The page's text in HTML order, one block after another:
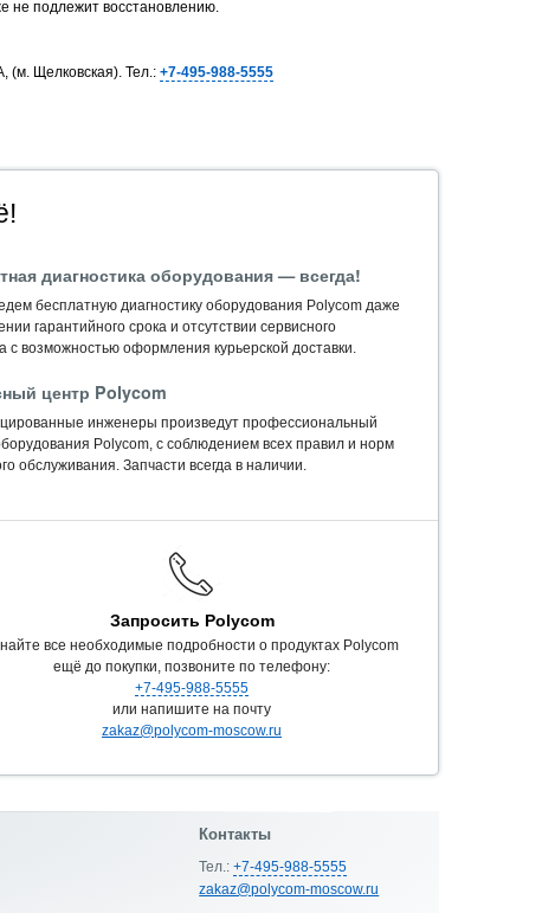
не подлежит восстановлению.
Щелковская). Тел.: +7-495-988-5555
диагностика оборудования — всегда!
бесплатную диагностику оборудования Polycom даже
гарантийного срока и отсутствии сервисного
с возможностью оформления курьерской доставки.
центр Polycom
инженеры произведут профессиональный
Polycom, c соблюдением всех правил и норм
обслуживания. Запчасти всегда в наличии.
Запросить Polycom
все необходимые подробности о продуктах Polycom
ещё до покупки, позвоните по телефону:
+7-495-988-5555
или напишите на почту
zakaz@polycom-moscow.ru
Контакты
Тел.:+7-495-988-5555
zakaz@polycom-moscow.ru